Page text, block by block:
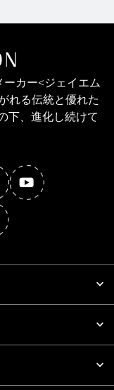
ーカー<ジェイエム
れる伝統と優れた
下、進化し続けて